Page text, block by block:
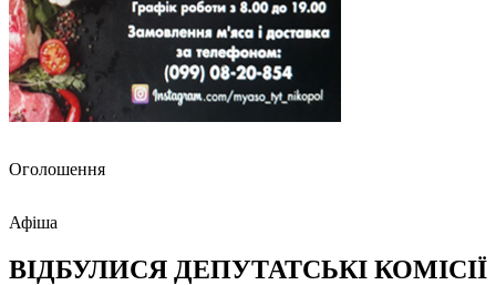
Оголошення
Афіша
ВІДБУЛИСЯ ДЕПУТАТСЬКІ КОМІСІЇ